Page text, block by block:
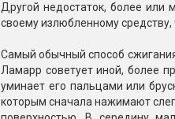
Факелы цветного огня
Цветной дым
Стробоскопы
Сигнальная пиротехника
Другой недостаток, более или
своему излюбленному средству,
Самый обычный способ
Ламарр советует иной, более
уминает его пальцами или
которым сначала нажимают